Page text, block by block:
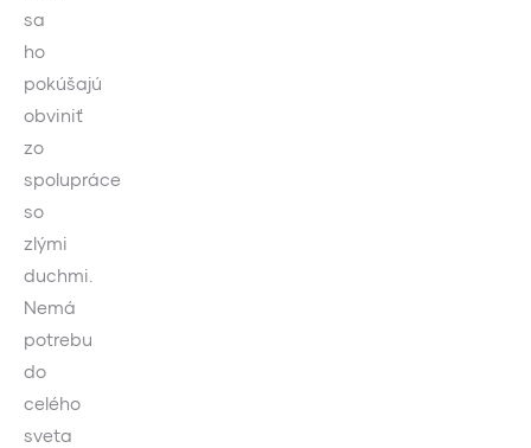
sa
ho
pokúšajú
obviniť
zo
spolupráce
so
zlými
duchmi.
Nemá
potrebu
do
celého
sveta